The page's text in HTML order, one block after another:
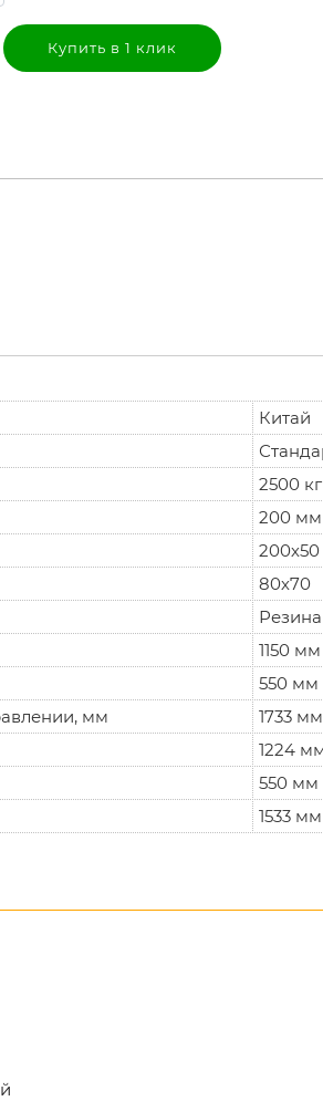
Купить в 1 клик
Китай
2500 кг
200 мм
200х50
80х70
Резина
1150 мм
550 мм
мм
1733 мм
1224
550 мм
1533 мм